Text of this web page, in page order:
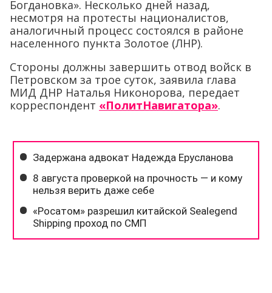
Богдановка». Несколько дней назад,
несмотря на протесты националистов,
аналогичный процесс состоялся в районе
населенного пункта Золотое (ЛНР).
Стороны должны завершить отвод войск в
Петровском за трое суток, заявила глава
МИД ДНР Наталья Никонорова, передает
корреспондент «ПолитНавигатора».